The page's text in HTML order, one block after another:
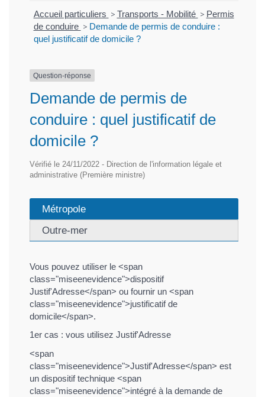
Accueil particuliers > Transports - Mobilité > Permis
de conduire > Demande de permis de conduire :
quel justificatif de domicile ?
Question-réponse
Demande de permis de
conduire : quel justificatif de
domicile ?
Vérifié le 24/11/2022 - Direction de l'information légale et
administrative (Première ministre)
Métropole
Outre-mer
Vous pouvez utiliser le <span
class="miseenevidence">dispositif
Justif'Adresse</span> ou fournir un <span
class="miseenevidence">justificatif de
domicile</span>.
1er cas : vous utilisez Justif'Adresse
<span
class="miseenevidence">Justif'Adresse</span> est
un dispositif technique <span
class="miseenevidence">intégré à la demande de